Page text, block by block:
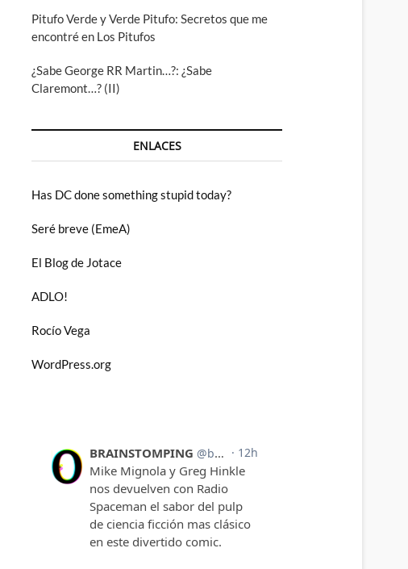
Pitufo Verde y Verde Pitufo: Secretos que me
encontré en Los Pitufos
¿Sabe George RR Martin…?: ¿Sabe
Claremont…? (II)
ENLACES
Has DC done something stupid today?
Seré breve (EmeA)
El Blog de Jotace
ADLO!
Rocío Vega
WordPress.org